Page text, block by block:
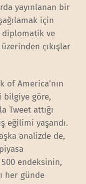
yayınlanan bir
için
diplomatik ve
çıkışlar
of America’nın
bilgiye göre,
Tweet attığı
eğilimi yaşandı.
analizde de,
endeksinin,
her günde